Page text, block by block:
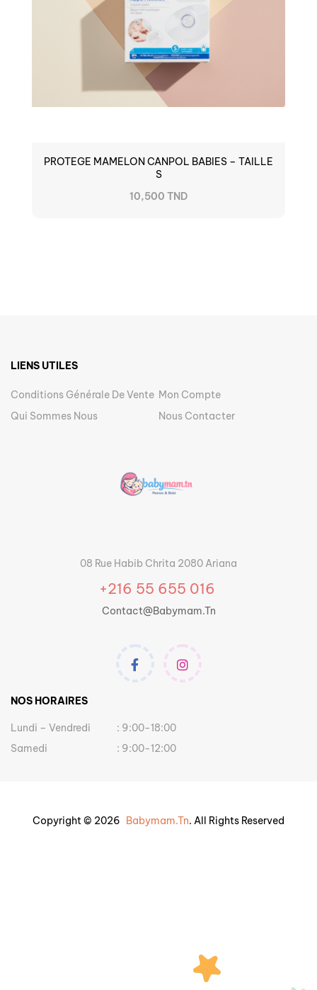
PROTEGE MAMELON CANPOL BABIES – TAILLE
S
10,500 TND
LIENS UTILES
Conditions Générale De Vente Mon Compte
Qui Sommes Nous
Nous Contacter
08 Rue Habib Chrita 2080 Ariana
+216 55 655 016
Contact@babymam.tn
NOS HORAIRES
Lundi – Vendredi
: 9:00-18:00
Samedi
: 9:00-12:00
Copyright © 2026 Babymam.tn. All Rights Reserved